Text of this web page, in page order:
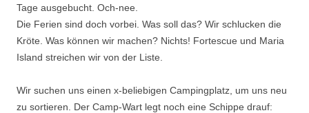
Tage ausgebucht. Och-nee.
Die Ferien sind doch vorbei. Was soll das? Wir schlucken die
Kröte. Was können wir machen? Nichts! Fortescue und Maria
Island streichen wir von der Liste.
Wir suchen uns einen x-beliebigen Campingplatz, um uns neu
zu sortieren. Der Camp-Wart legt noch eine Schippe drauf: